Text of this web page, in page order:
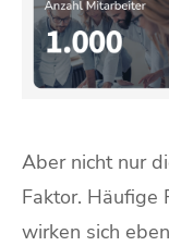
Aber nicht nur
Faktor. Häufige
wirken sich